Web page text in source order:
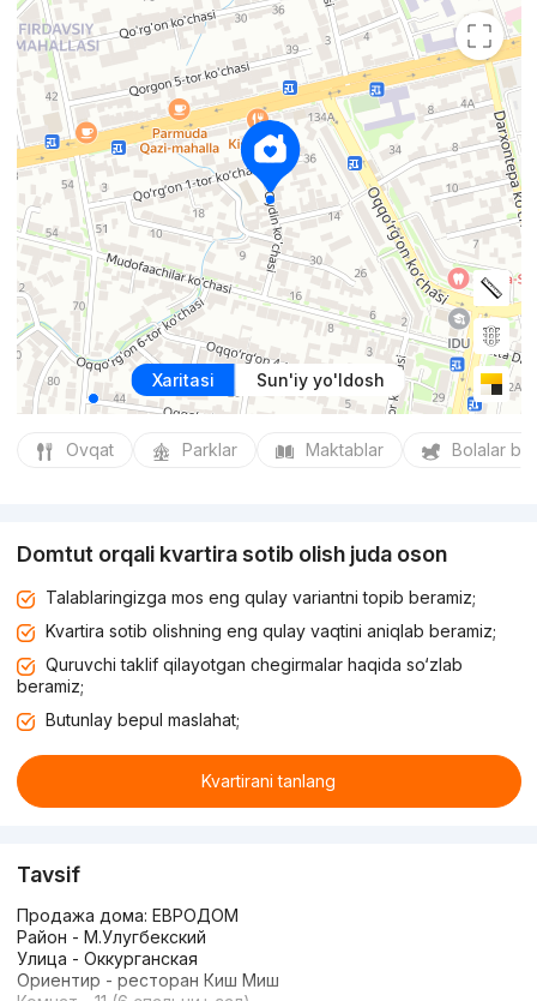
Xaritasi Sun'iy yo'ldosh
Ovqat Parklar Maktablar Bolalar
Domtut orqali kvartira sotib olish juda oson
Talablaringizga mos eng qulay variantni topib beramiz;
Kvartira sotib olishning eng qulay vaqtini aniqlab beramiz;
Quruvchi taklif qilayotgan chegirmalar haqida so‘zlab
beramiz;
Butunlay bepul maslahat;
Kvartirani tanlang
Tavsif
Продажа дома: ЕВРОДОМ
Район - М.Улугбекский
Улица - Оккурганская
Ориентир - ресторан Киш Миш